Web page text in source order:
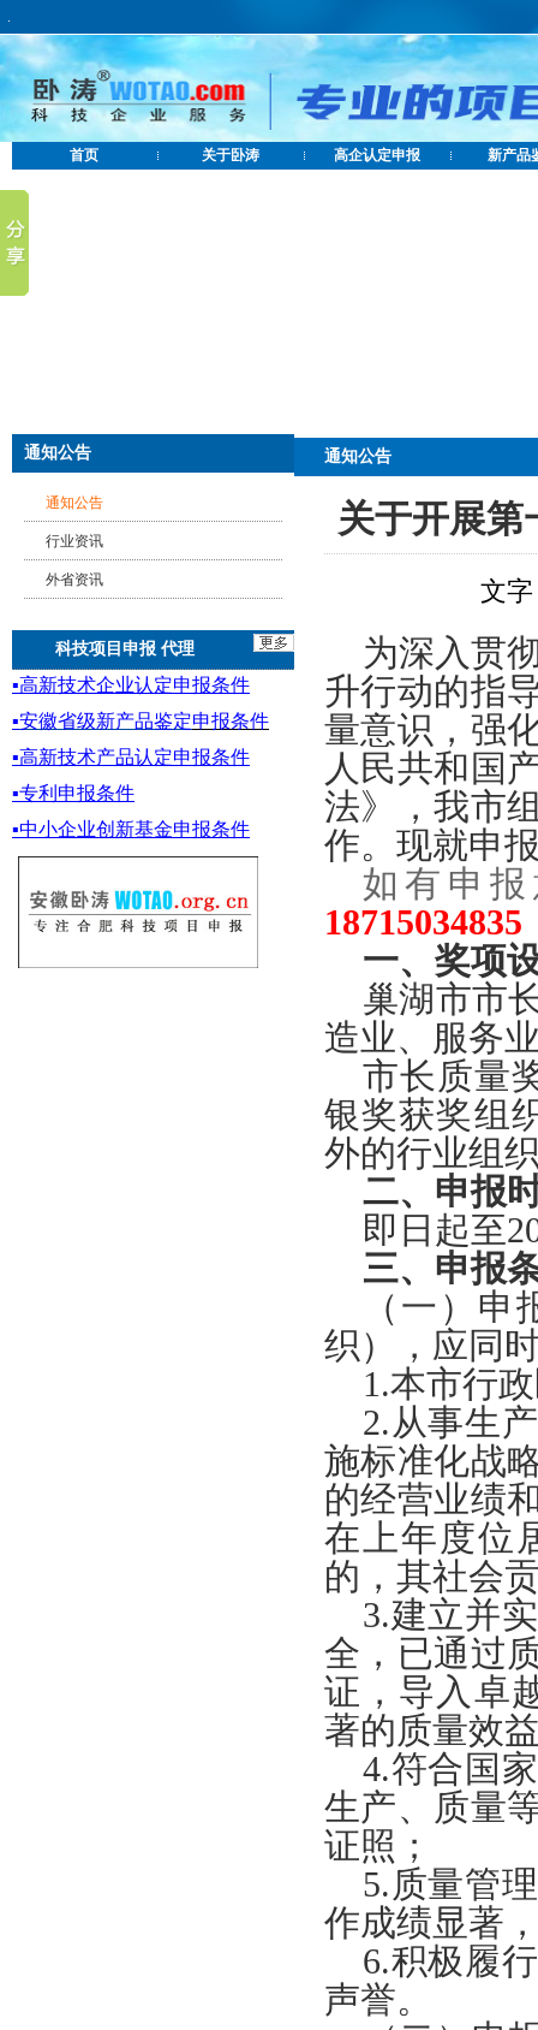
.
首页 关于卧涛 高企认定申报 新产品
通知公告
通知公告
行业资讯
外省资讯
科技项目申报 代理
▪高新技术企业认定申报条件
▪安徽省级新产品鉴定申报条件
▪高新技术产品认定申报条件
▪专利申报条件
▪中小企业创新基金申报条件
通知公告
关于开展第
文
为深入贯
升行动的指
量意识，强
人民共和国
法》，我市
作。现就申
如有申
一、奖项
巢湖市市
造业、服务
市长质量
银奖获奖组
外的行业组
二、申报
即日起至
三、申报
（一）
织），应同
1.本市行
2.从事生
施标准化战
的经营业绩
在上年度位
的，其社会
3.建立并
全，已通过
证，导入卓
著的质量效
4.符合国
生产、质量
证照；
5.质量管
作成绩显著
6.积极履
声誉。